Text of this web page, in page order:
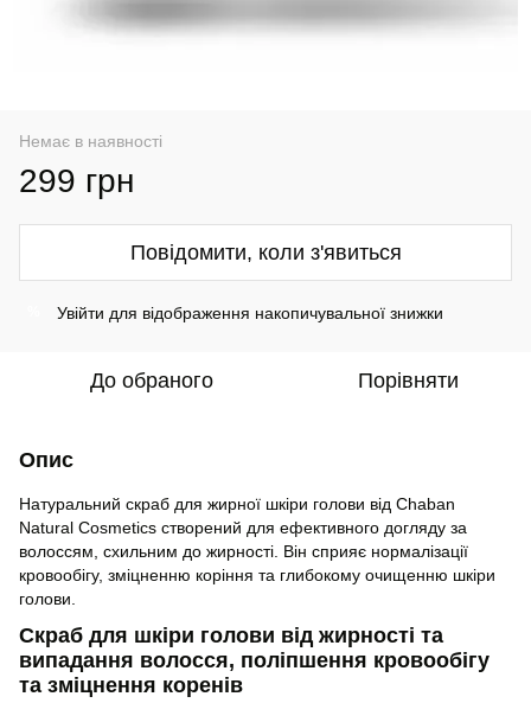
Немає в наявності
299 грн
Повідомити, коли з'явиться
Увійти для відображення накопичувальної знижки
До обраного Порівняти
Опис
Натуральний скраб для жирної шкіри голови від Chaban
Natural Cosmetics створений для ефективного догляду за
волоссям, схильним до жирності. Він сприяє нормалізації
кровообігу, зміцненню коріння та глибокому очищенню шкіри
голови.
Скраб для шкіри голови від жирності та
випадання волосся, поліпшення кровообігу
та зміцнення коренів